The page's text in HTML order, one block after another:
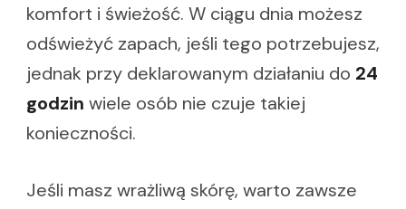
komfort i świeżość. W ciągu dnia możesz
odświeżyć zapach, jeśli tego potrzebujesz,
jednak przy deklarowanym działaniu do 24
godzin wiele osób nie czuje takiej
konieczności.
Jeśli masz wrażliwą skórę, warto zawsze